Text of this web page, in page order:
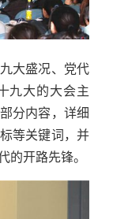
大盛况、党代
九大的大会主
分内容，详细
等关键词，并
的开路先锋。